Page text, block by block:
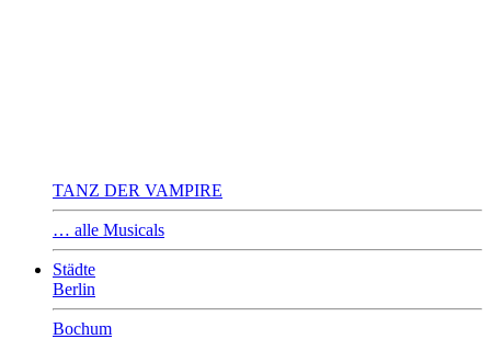
TANZ DER VAMPIRE
… alle Musicals
Städte
Berlin
Bochum